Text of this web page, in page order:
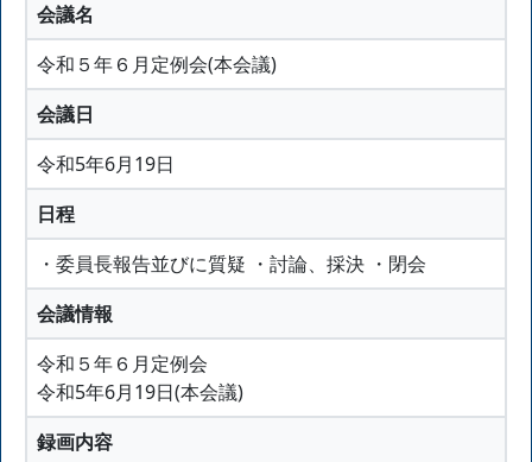
会議名
令和５年６月定例会(本会議)
会議日
令和5年6月19日
日程
・委員長報告並びに質疑 ・討論、採決 ・閉会
会議情報
令和５年６月定例会
令和5年6月19日(本会議)
録画内容